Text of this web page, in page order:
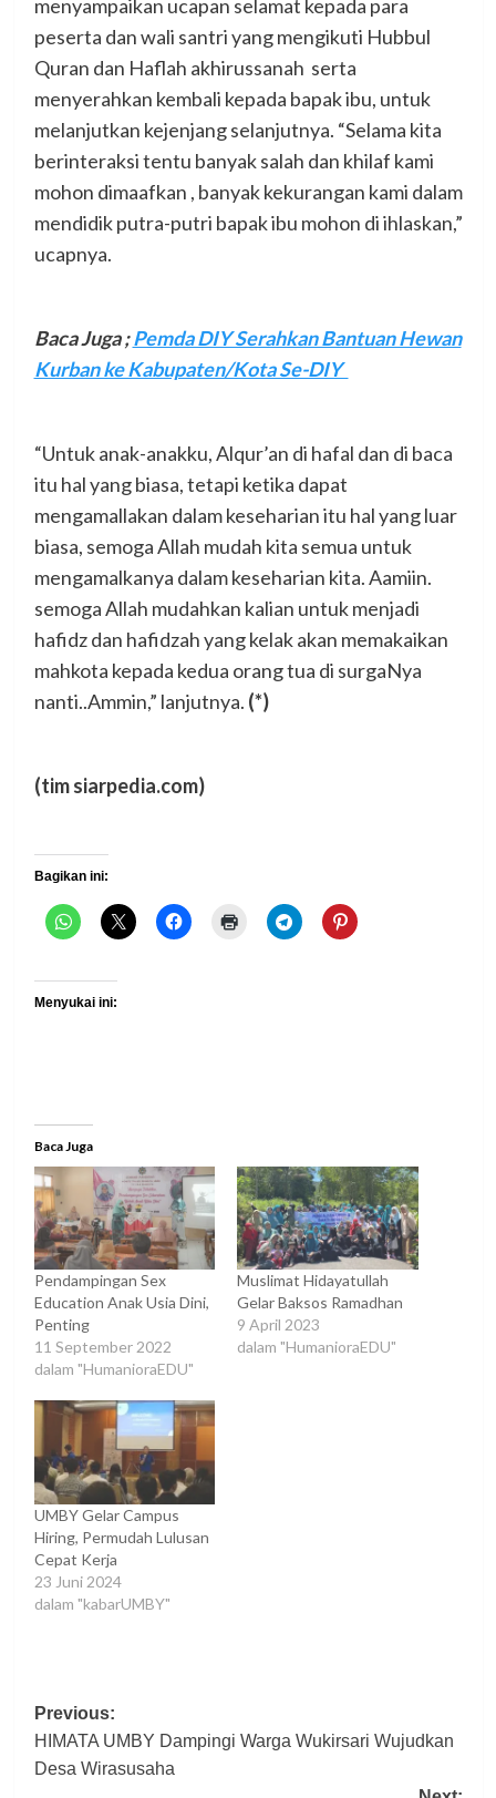
menyampaikan ucapan selamat kepada para
peserta dan wali santri yang mengikuti Hubbul
Quran dan Haflah akhirussanah serta
menyerahkan kembali kepada bapak ibu, untuk
melanjutkan kejenjang selanjutnya. “Selama kita
berinteraksi tentu banyak salah dan khilaf kami
mohon dimaafkan , banyak kekurangan kami dalam
mendidik putra-putri bapak ibu mohon di ihlaskan,”
ucapnya.
Baca Juga ;Pemda DIY Serahkan Bantuan Hewan
Kurban ke Kabupaten/Kota Se-DIY
“Untuk anak-anakku, Alqur’an di hafal dan di baca
itu hal yang biasa, tetapi ketika dapat
mengamallakan dalam keseharian itu hal yang luar
biasa, semoga Allah mudah kita semua untuk
mengamalkanya dalam keseharian kita. Aamiin.
semoga Allah mudahkan kalian untuk menjadi
hafidz dan hafidzah yang kelak akan memakaikan
mahkota kepada kedua orang tua di surgaNya
nanti..Ammin,” lanjutnya. (*)
(tim siarpedia.com)
Bagikan ini:
Menyukai ini:
Baca Juga
Pendampingan Sex
Education Anak Usia Dini,
Penting
11 September 2022
dalam "HumanioraEDU"
Muslimat Hidayatullah
Gelar Baksos Ramadhan
9 April 2023
dalam "HumanioraEDU"
UMBY Gelar Campus
Hiring, Permudah Lulusan
Cepat Kerja
23 Juni 2024
dalam "kabarUMBY"
Post
navigation
Previous:
HIMATA UMBY Dampingi Warga Wukirsari Wujudkan
Desa Wirasusaha